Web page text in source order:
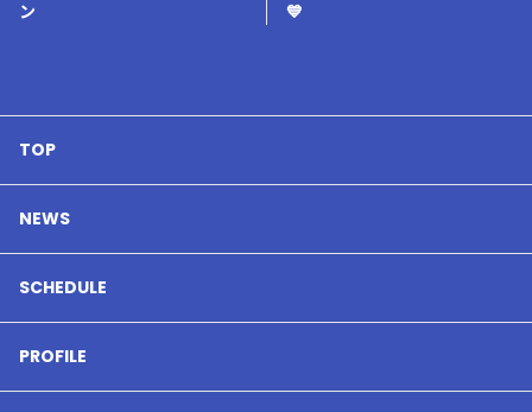
ン
💙
TOP
NEWS
SCHEDULE
PROFILE